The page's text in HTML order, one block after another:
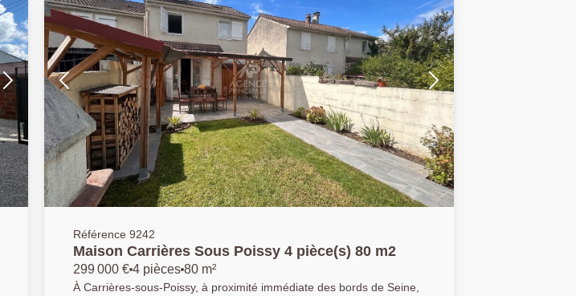
Référence 9242
Maison Carrières Sous Poissy 4 pièce(s) 80 m2
299 000 € 4 pièces 80 m²
À Carrières-sous-Poissy, à proximité immédiate des bords de Seine,